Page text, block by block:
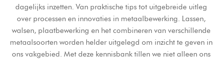
dagelijks inzetten. Van praktische tips tot uitgebreide uitleg
over processen en innovaties in metaalbewerking. Lassen,
walsen, plaatbewerking en het combineren van verschillende
metaalsoorten worden helder uitgelegd om inzicht te geven in
ons vakgebied. Met deze kennisbank tillen we niet alleen ons